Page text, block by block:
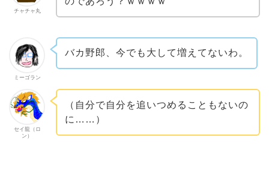
チャチャ丸
ミーゴラン
バカ野郎、今でも大して増えてないわ。
セイ龍（ロ
ン）
（自分で自分を追いつめることもないの
に……）